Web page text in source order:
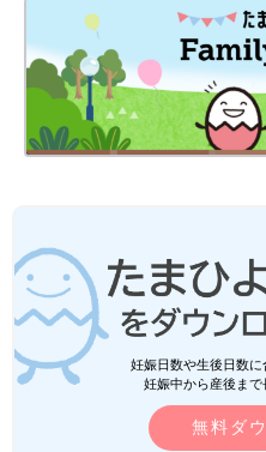
年ぶりに妊
いう間に幼
しみながら、
♪
・ [10年ぶりに出産しました]記
・たまひよONLINEの育児マン
静岡の田舎町在住。
高校生の長女、中学生の長男
妊娠日数や生後日数
妊娠中から産後ま
無料ダ